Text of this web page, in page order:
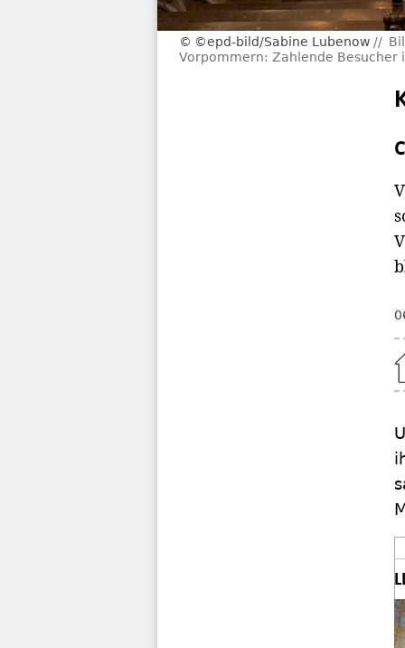
©epd-bild/Sabine Lubenow
Vorpommern: Zahlende